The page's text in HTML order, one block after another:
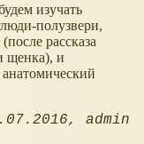
изучать
полузвери,
рассказа
щенка), и
admin